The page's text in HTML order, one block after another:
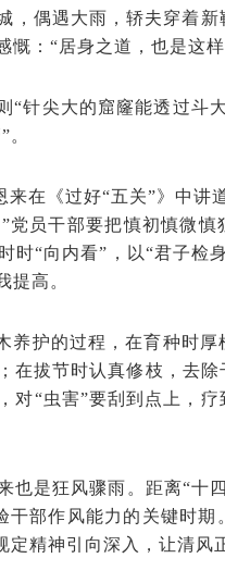
，偶遇大雨，轿夫穿着
：“居身之道，也是这
针尖大的窟窿能透过斗
在《过好“五关”》中讲
员干部要把慎初慎微慎
“向内看”，以“君子检
提高。
养护的过程，在育种时
拔节时认真修枝，去除
“虫害”要刮到点上，
是狂风骤雨。距离“十
部作风能力的关键时期
精神引向深入，让清风